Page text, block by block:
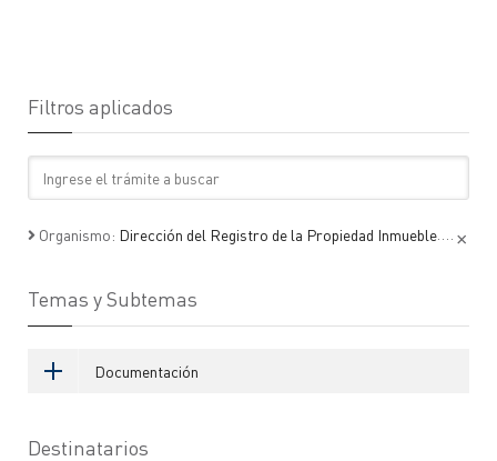
Filtros aplicados
Organismo: Dirección del Registro de la Propiedad Inmueble ×
Temas y Subtemas
Documentación
Destinatarios